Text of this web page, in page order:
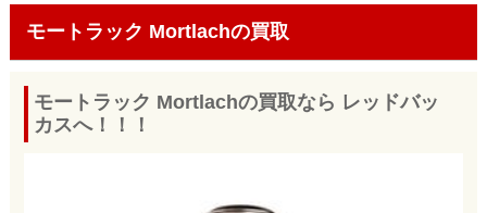
モートラック Mortlachの買取
モートラック Mortlachの買取なら レッドバッ
カスへ！！！